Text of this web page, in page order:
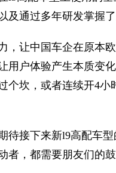
及通过多年研发掌握
，让中国车企在原本
用户体验产生本质变
个坎，或者连续开4
待接下来新l9高配车
者，都需要朋友们的鼓